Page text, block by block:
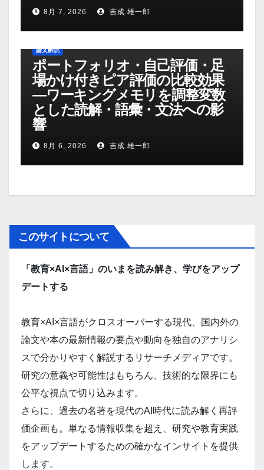
8月 7, 2026 吉成 雄一郎
論文解説
ポートフォリオ・自己評価・足
場かけ付きピア評価の比較効果
―ワーキングメモリを調整変数
とした読解・語彙・文法への影
響
8月 6, 2026 吉成 雄一郎
このサイトについて
「教育×AI×言語」のいまを読み解き、学びをアップ
デートする
教育×AI×言語がクロスオーバーする現代、国内外の
論文や本の最新情報の要点や動向を独自のアナリシ
スで分かりやすく解説するリサーチメディアです。
研究の意義や可能性はもちろん、技術的な限界にも
公平な視点で切り込みます。
さらに、過去の名著を現代のAI時代に読み解く再評
価企画も。単なる情報収集を超え、研究や教育実践
をアップデートするための確かなインサイトを提供
します。